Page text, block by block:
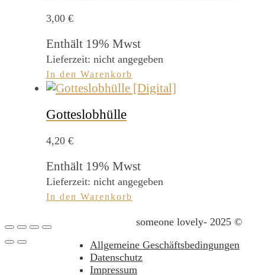
3,00 €
Enthält 19% Mwst
Lieferzeit: nicht angegeben
In den Warenkorb
Gotteslobhülle
4,20 €
Enthält 19% Mwst
Lieferzeit: nicht angegeben
In den Warenkorb
someone lovely- 2025 ©
Allgemeine Geschäftsbedingungen
Datenschutz
Impressum